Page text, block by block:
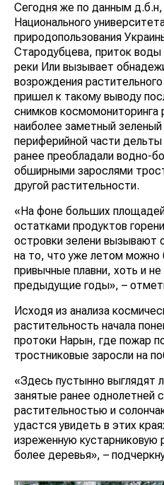
Сегодня же по данным
Национального
природопользования
Стародубцева, приток воды
реки Или вызывает
возрождения
пришел к такому выводу
снимков космомониторинга
наиболее заметный зеленый
периферийной части
ранее преобладали водно-
обширными зарослями
другой растительности.
«На фоне больших
остатками продуктов
островки зелени вызывают
на то, что уже летом можно
привычные плавни, хоть и
предыдущие годы», –
Исходя из анализа
растительность начала
протоки Нарын, где пожар
тростниковые заросли на
«Здесь пустынно выглядят
занятые ранее однолетней
растительностью и
удастся увидеть в этих
изреженную кустарниковую
более деревья», –